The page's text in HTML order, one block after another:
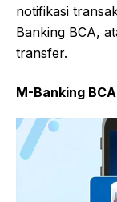
notifikasi
Banking BCA,
transfer.
M-Banking